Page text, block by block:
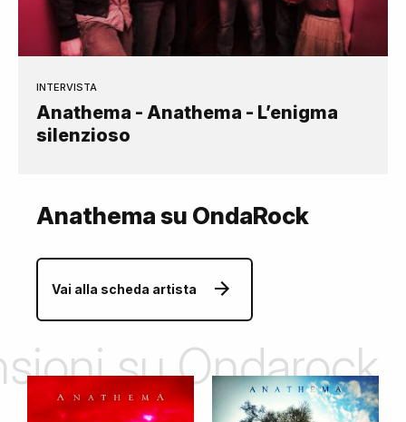
INTERVISTA
Anathema - Anathema - L’enigma
silenzioso
Anathema su OndaRock
Vai alla scheda artista
su Ondarock